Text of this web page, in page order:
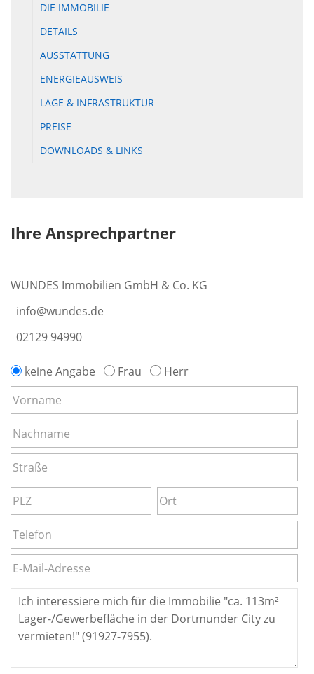
DIE IMMOBILIE
DETAILS
AUSSTATTUNG
ENERGIEAUSWEIS
LAGE & INFRASTRUKTUR
PREISE
DOWNLOADS & LINKS
Ihre Ansprechpartner
WUNDES Immobilien GmbH & Co. KG
info@wundes.de
02129 94990
keine Angabe Frau Herr